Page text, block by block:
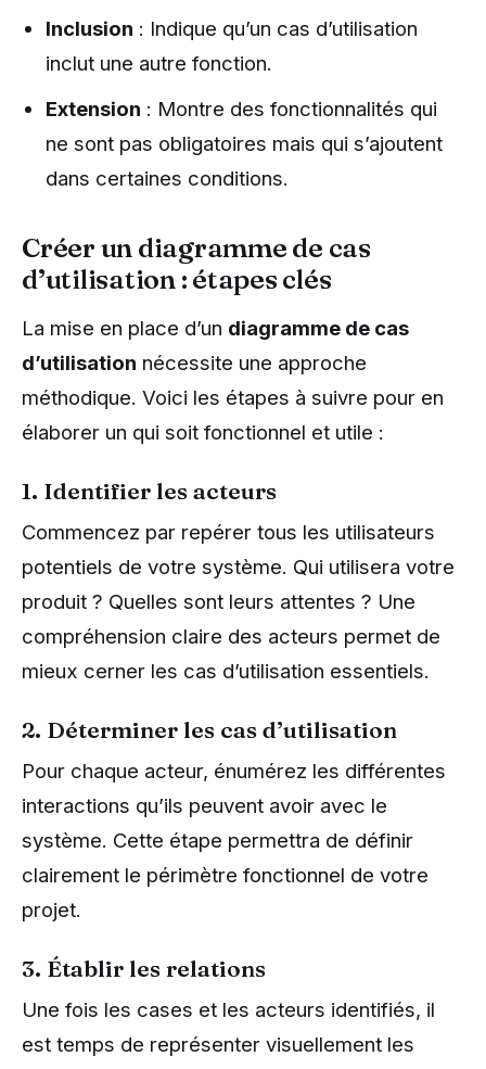
Inclusion : Indique qu’un cas d’utilisation
inclut une autre fonction.
Extension : Montre des fonctionnalités qui
ne sont pas obligatoires mais qui s’ajoutent
dans certaines conditions.
Créer un diagramme de cas
d’utilisation : étapes clés
La mise en place d’un diagramme de cas
d’utilisation nécessite une approche
méthodique. Voici les étapes à suivre pour en
élaborer un qui soit fonctionnel et utile :
1. Identifier les acteurs
Commencez par repérer tous les utilisateurs
potentiels de votre système. Qui utilisera votre
produit ? Quelles sont leurs attentes ? Une
compréhension claire des acteurs permet de
mieux cerner les cas d’utilisation essentiels.
2. Déterminer les cas d’utilisation
Pour chaque acteur, énumérez les différentes
interactions qu’ils peuvent avoir avec le
système. Cette étape permettra de définir
clairement le périmètre fonctionnel de votre
projet.
3. Établir les relations
Une fois les cases et les acteurs identifiés, il
est temps de représenter visuellement les